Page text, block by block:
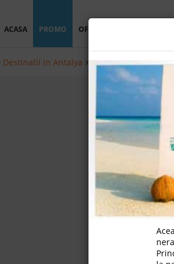
ACASA PROMO OFERTA PERSONALIZATA
Destinatii in Antalya Hoteluri in Alanya